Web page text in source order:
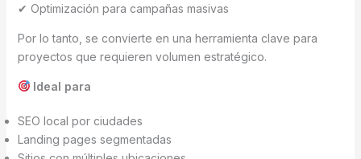
✔ Optimización para campañas masivas
Por lo tanto, se convierte en una herramienta clave para
proyectos que requieren volumen estratégico.
Ideal para
SEO local por ciudades
Landing pages segmentadas